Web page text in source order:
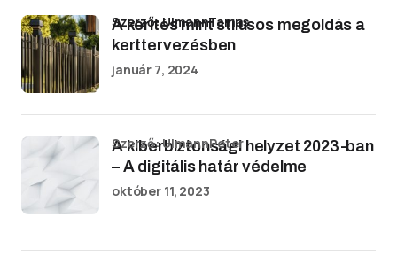
A kerítés mint stílusos megoldás a
kerttervezésben
Szerző: UlmannTamas
január 7, 2024
A kiberbiztonsági helyzet 2023-ban
– A digitális határ védelme
Szerző: UlmannPeter
október 11, 2023